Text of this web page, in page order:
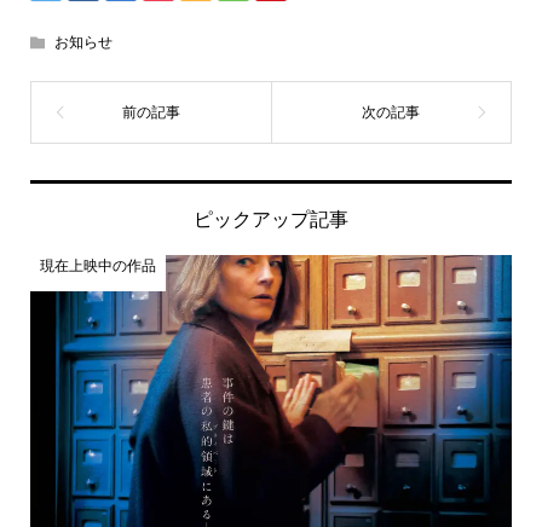
お知らせ
ピックアップ記事
現在上映中の作品